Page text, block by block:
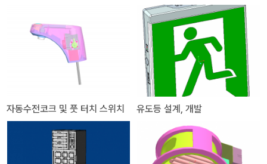
자동수전코크 및 풋 터치 스위치 유도등 설계, 개발